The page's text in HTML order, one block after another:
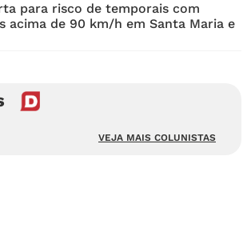
para risco de temporais com
acima de 90 km/h em Santa Maria e
VEJA MAIS COLUNISTAS